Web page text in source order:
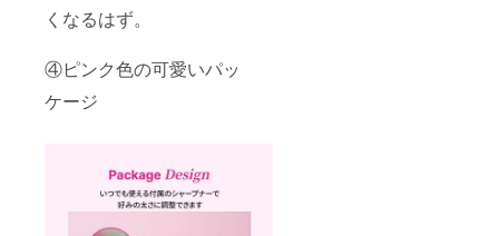
くなるはず。
④ピンク色の可愛いパッ
ケージ